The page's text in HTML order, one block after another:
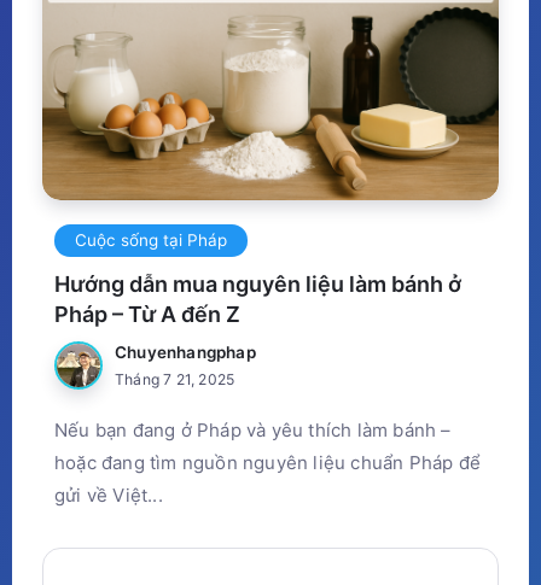
Cuộc sống tại Pháp
Hướng dẫn mua nguyên liệu làm bánh ở
Pháp – Từ A đến Z
Chuyenhangphap
Tháng 7 21, 2025
Nếu bạn đang ở Pháp và yêu thích làm bánh –
hoặc đang tìm nguồn nguyên liệu chuẩn Pháp để
gửi về Việt...